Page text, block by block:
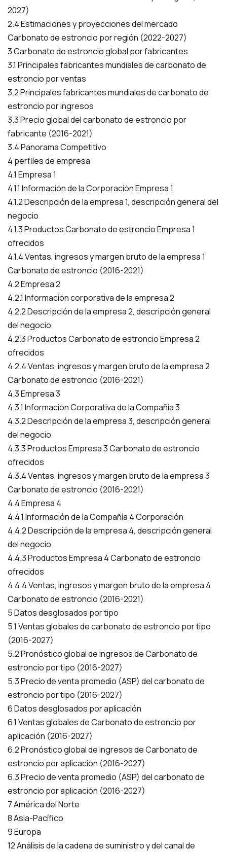
2027)
2.4 Estimaciones y proyecciones del mercado
Carbonato de estroncio por región (2022-2027)
3 Carbonato de estroncio global por fabricantes
3.1 Principales fabricantes mundiales de carbonato de
estroncio por ventas
3.2 Principales fabricantes mundiales de carbonato de
estroncio por ingresos
3.3 Precio global del carbonato de estroncio por
fabricante (2016-2021)
3.4 Panorama Competitivo
4 perfiles de empresa
4.1 Empresa 1
4.1.1 Información de la Corporación Empresa 1
4.1.2 Descripción de la empresa 1, descripción general del
negocio
4.1.3 Productos Carbonato de estroncio Empresa 1
ofrecidos
4.1.4 Ventas, ingresos y margen bruto de la empresa 1
Carbonato de estroncio (2016-2021)
4.2 Empresa 2
4.2.1 Información corporativa de la empresa 2
4.2.2 Descripción de la empresa 2, descripción general
del negocio
4.2.3 Productos Carbonato de estroncio Empresa 2
ofrecidos
4.2.4 Ventas, ingresos y margen bruto de la empresa 2
Carbonato de estroncio (2016-2021)
4.3 Empresa 3
4.3.1 Información Corporativa de la Compañía 3
4.3.2 Descripción de la empresa 3, descripción general
del negocio
4.3.3 Productos Empresa 3 Carbonato de estroncio
ofrecidos
4.3.4 Ventas, ingresos y margen bruto de la empresa 3
Carbonato de estroncio (2016-2021)
4.4 Empresa 4
4.4.1 Información de la Compañía 4 Corporación
4.4.2 Descripción de la empresa 4, descripción general
del negocio
4.4.3 Productos Empresa 4 Carbonato de estroncio
ofrecidos
4.4.4 Ventas, ingresos y margen bruto de la empresa 4
Carbonato de estroncio (2016-2021)
5 Datos desglosados por tipo
5.1 Ventas globales de carbonato de estroncio por tipo
(2016-2027)
5.2 Pronóstico global de ingresos de Carbonato de
estroncio por tipo (2016-2027)
5.3 Precio de venta promedio (ASP) del carbonato de
estroncio por tipo (2016-2027)
6 Datos desglosados por aplicación
6.1 Ventas globales de Carbonato de estroncio por
aplicación (2016-2027)
6.2 Pronóstico global de ingresos de Carbonato de
estroncio por aplicación (2016-2027)
6.3 Precio de venta promedio (ASP) del carbonato de
estroncio por aplicación (2016-2027)
7 América del Norte
8 Asia-Pacífico
9 Europa
12 Análisis de la cadena de suministro y del canal de